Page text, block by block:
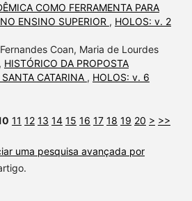
COMO FERRAMENTA PARA
ENSINO SUPERIOR , HOLOS: v. 2
Coan, Maria de Lourdes
HISTÓRICO DA PROPOSTA
CATARINA , HOLOS: v. 6
11 12 13 14 15 16 17 18 19 20 > >>
uma pesquisa avançada por